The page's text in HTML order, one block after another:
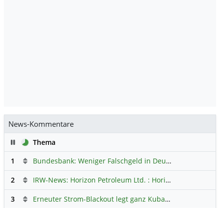
News-Kommentare
PauseThema
1
Bundesbank: Weniger Falschgeld in Deutschland
2 IRW-News: Horizon Petroleum Ltd. : Horizon Petroleum beginnt mit der Testförderung im Projekt Lachowice in Polen und schließt die Platzierung einer überzeichneten Wandelanleihe ab
3 Erneuter Strom-Blackout legt ganz Kuba lahm